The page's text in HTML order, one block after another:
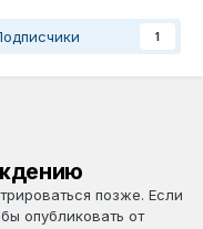
1
позже. Если
опубликовать от